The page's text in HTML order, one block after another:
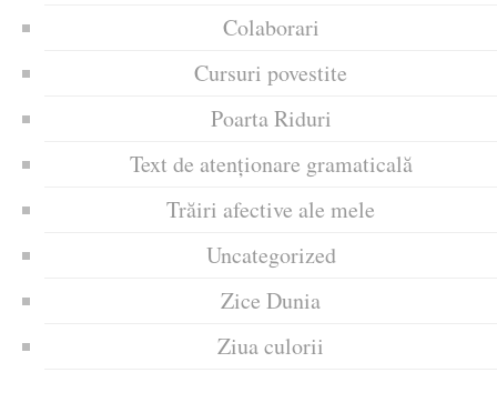
Colaborari
Cursuri povestite
Poarta Riduri
Text de atenționare gramaticală
Trăiri afective ale mele
Uncategorized
Zice Dunia
Ziua culorii